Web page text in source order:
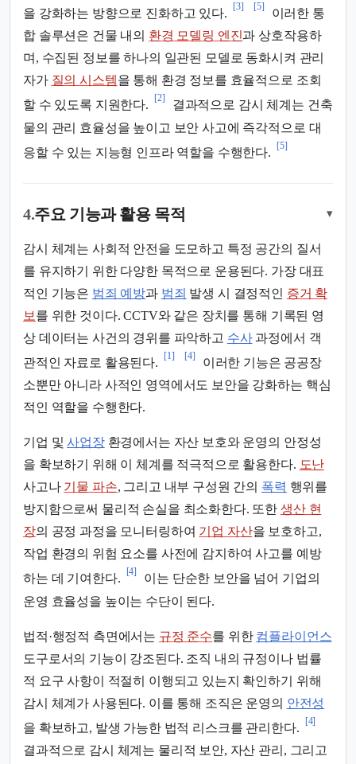
을 강화하는 방향으로 진화하고 있다.
[3] [5]
이러한 통
합 솔루션은 건물 내의 환경 모델링 엔진과 상호작용하
며, 수집된 정보를 하나의 일관된 모델로 동화시켜 관리
자가 질의 시스템을 통해 환경 정보를 효율적으로 조회
할 수 있도록 지원한다.
[2]
결과적으로 감시 체계는 건축
물의 관리 효율성을 높이고 보안 사고에 즉각적으로 대
응할 수 있는 지능형 인프라 역할을 수행한다.
[5]
4.주요 기능과 활용 목적 ▾
감시 체계는 사회적 안전을 도모하고 특정 공간의 질서
를 유지하기 위한 다양한 목적으로 운용된다. 가장 대표
적인 기능은 범죄 예방과 범죄 발생 시 결정적인 증거 확
보 를 위한 것이다. CCTV와 같은 장치를 통해 기록된 영
상 데이터는 사건의 경위를 파악하고 수사과정에서 객
관적인 자료로 활용된다.
[1] [4]
이러한 기능은 공공장
소뿐만 아니라 사적인 영역에서도 보안을 강화하는 핵심
적인 역할을 수행한다.
기업 및사업장환경에서는 자산 보호와 운영의 안정성
을 확보하기 위해 이 체계를 적극적으로 활용한다. 도난
사고나 기물 파손, 그리고 내부 구성원 간의 폭력 행위를
방지함으로써 물리적 손실을 최소화한다. 또한 생산 현
장의 공정 과정을 모니터링하여 기업 자산을 보호하고,
작업 환경의 위험 요소를 사전에 감지하여 사고를 예방
하는 데 기여한다.
[4]
이는 단순한 보안을 넘어 기업의
운영 효율성을 높이는 수단이 된다.
법적·행정적 측면에서는 규정 준수를 위한 컴플라이언스
도구로서의 기능이 강조된다. 조직 내의 규정이나 법률
적 요구 사항이 적절히 이행되고 있는지 확인하기 위해
감시 체계가 사용된다. 이를 통해 조직은 운영의 안전성
을 확보하고, 발생 가능한 법적 리스크를 관리한다.
[4]
결과적으로 감시 체계는 물리적 보안, 자산 관리, 그리고